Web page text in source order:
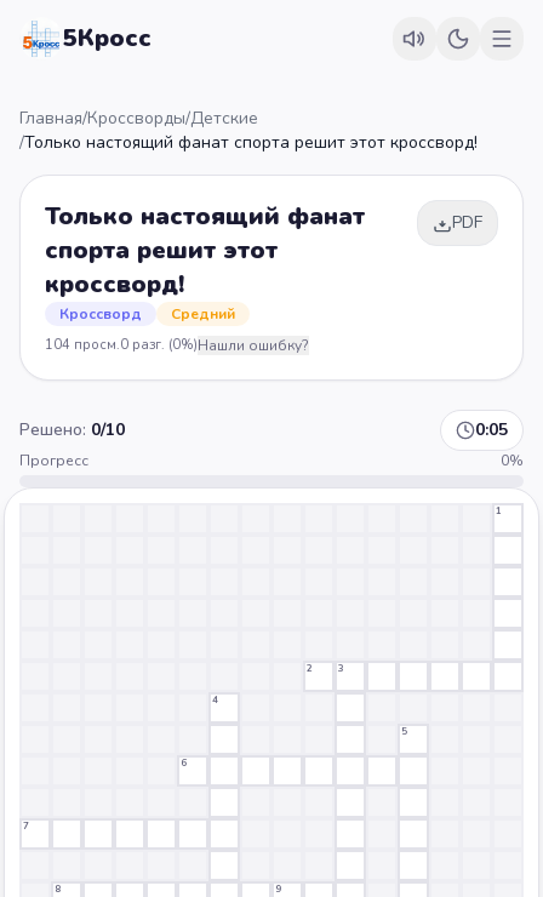
5Кросс
Главная/Кроссворды/Детские
/Только настоящий фанат спорта решит этот кроссворд!
Только настоящий фанат
спорта решит этот
кроссворд!
Кроссворд Средний
PDF
104 просм.0 разг. (0%)Нашли ошибку?
Решено: 0/10 0:05
Прогресс 0%
1
2 3
4
5
6
7
8 9